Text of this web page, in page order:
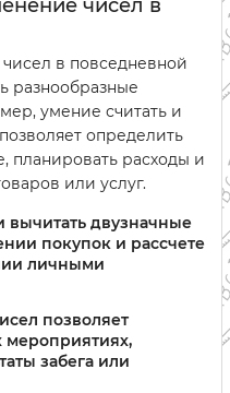
чисел в
в повседневной
разнообразные
умение считать и
определить
планировать расходы и
или услуг.
вычитать двузначные
покупок и рассчете
личными
позволяет
мероприятиях,
забега или